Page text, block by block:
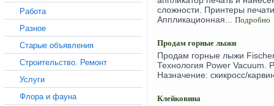
Работа
Разное
Старые объявления
Строительство. Ремонт
Услуги
Флора и фауна
сложности. Принтеры
Аппликационная... Подробно
Продам горные лыжи
Продам горные лыжи
Технология Power Vacuum.
Назначение: скикросс/
Клейковина